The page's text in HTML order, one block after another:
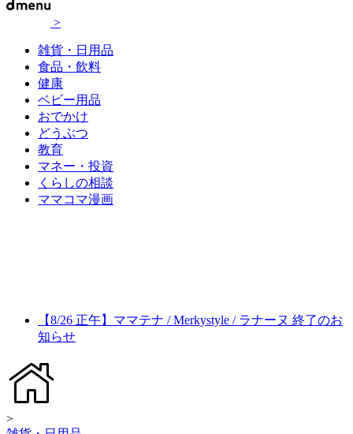
>
雑貨・日用品
食品・飲料
健康
ベビー用品
おでかけ
どうぶつ
教育
マネー・投資
くらしの相談
ママコマ漫画
【8/26 正午】ママテナ / Merkystyle / ラナーヌ 終了のお
知らせ
>